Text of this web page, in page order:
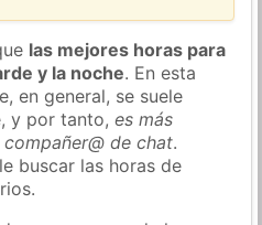
las mejores horas para
y la noche. En esta
en general, se suele
y por tanto,es más
de chat.
buscar las horas de